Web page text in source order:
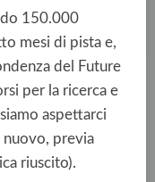
150.000
mesi di pista e,
del Future
per la ricerca e
aspettarci
nuovo, previa
riuscito).